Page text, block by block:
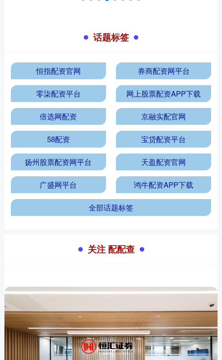
话题标签
恒指配资官网 券商配资网平台
零柒配资平台 网上股票配资APP下载
倍选网配资 京融实配官网
58配资 宝贷配资平台
扬州股票配资网平台 天盈配资官网
广盛网平台 鸿牛配资APP下载
全部话题标签
关注 配配查